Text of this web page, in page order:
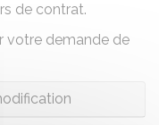
de contrat.
votre demande de